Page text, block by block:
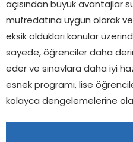
açısından büyük avantajlar
müfredatına uygun olarak
eksik oldukları konular
sayede, öğrenciler daha
eder ve sınavlara daha iyi
esnek programı, lise
kolayca dengelemelerine